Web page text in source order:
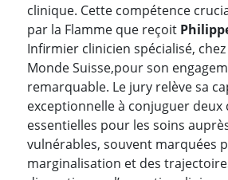
clinique. Cette compétence
par la Flamme que reçoit
Infirmier clinicien spécialisé,
Monde Suisse,pour son
remarquable. Le jury relève sa
exceptionnelle à conjuguer deux
essentielles pour les soins
vulnérables, souvent marquées
marginalisation et des